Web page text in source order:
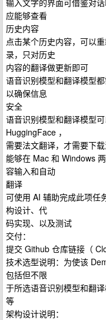
输入文字的界面可借鉴对
应能够查看
历史内容
点击某个历史内容，可以
录，只对历史
内容的翻译做更新即可
语音识别模型和翻译模型
以确保信息
安全
语音识别模型和翻译模型
HuggingFace ，
需要法文翻译，才需要下
能够在 Mac 和 Windows
容输入和自动
翻译
可使用 AI 辅助完成此项任
构设计、代
码实现、以及测试
交付：
提交 Github 仓库链接（
技术选型说明：为使该
包括但不限
于所选语音识别模型和翻
等
架构设计说明：